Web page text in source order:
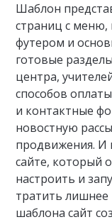
Шаблон
страниц с
футером и
готовые
центра,
способов
и контактные
новостную
продвижения. И
сайте, который
настроить и
тратить
шаблона сайт